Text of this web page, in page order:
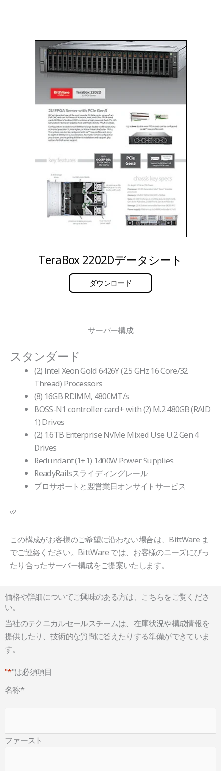
TeraBox 2202Dデータシート
ダウンロード
サーバー構成
スタンダード
(2) Intel Xeon Gold 6426Y (2.5 GHz 16 Core/32
Thread) Processors
(8) 16GB RDIMM, 4800MT/s
BOSS-N1 controller card+ with (2) M.2 480GB (RAID
1) Drives
(2) 1.6TB Enterprise NVMe Mixed Use U.2 Gen 4
Drives
Redundant (1+1) 1400W Power Supplies
ReadyRailsスライディングレール
プロサポートと翌営業日オンサイトサービス
v2
この構成がお客様のご希望に沿わない場合は、BittWare ま
でご連絡ください。BittWare では、お客様のニーズにぴっ
たり合ったサーバー構成をご提案いたします。
価格や詳細についてご興味のある方は、こちらをご覧くださ
い。
当社のテクニカルセールスチームは、在庫状況や構成情報を
提供したり、技術的な質問に答えたりする準備ができていま
す。
"*"は必須項目
名称*
ファースト